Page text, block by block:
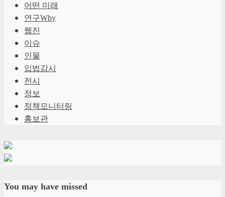
어떤 미래
연구Why
웹진
이슈
인물
입법감시
전시
정보
정책모니터링
홍보관
You may have missed